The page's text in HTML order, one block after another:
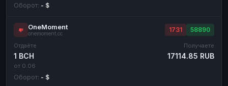
Оборот: - $
OneMoment
onemoment.cc
1731 58890
Отдаёте
1 BCH
от 0.06
Получаете
17114.85 RUB
Оборот: - $